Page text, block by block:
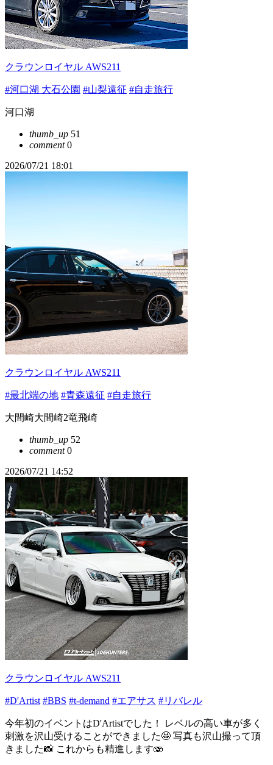
クラウンロイヤル AWS211
#河口湖 大石公園 #山梨遠征 #自走旅行
河口湖
thumb_up 51
comment0
2026/07/21 18:01
クラウンロイヤル AWS211
#最北端の地 #青森遠征 #自走旅行
大間崎大間崎2竜飛崎
thumb_up 52
comment0
2026/07/21 14:52
クラウンロイヤル AWS211
#D'Artist #BBS #t-demand #エアサス #リバレル
今年初のイベントはD'Artistでした！ レベルの高い車が多く
刺激を沢山受けることができました🤩 写真も沢山撮って頂
きました📸 これからも精進します🫨